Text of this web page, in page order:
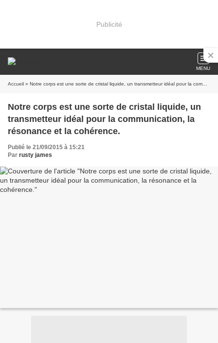
Publicité
MENU
Accueil » Notre corps est une sorte de cristal liquide, un transmetteur idéal pour la communication, la résonance et la cohérence.
Notre corps est une sorte de cristal liquide, un
transmetteur idéal pour la communication, la
résonance et la cohérence.
Publié le 21/09/2015 à 15:21
Par rusty james